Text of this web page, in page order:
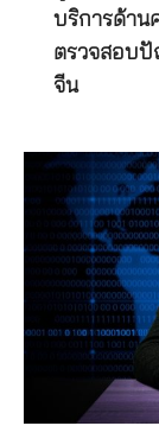
บริการด้าน
ตรวจสอบปั
จีน